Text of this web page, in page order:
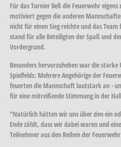
Für das Turnier ließ die Feuerwehr
motiviert gegen die anderen
nicht für einen Sieg reichte und das
stand für alle Beteiligten der Spaß und
Vordergrund.
Besonders hervorzuheben war die
Spielfelds: Mehrere Angehörige der
feuerten die Mannschaft lautstark an -
für eine mitreißende Stimmung in der
"Natürlich hätten wir uns über den ein
Ende zählt, dass wir dabei waren und
Teilnehmer aus den Reihen der